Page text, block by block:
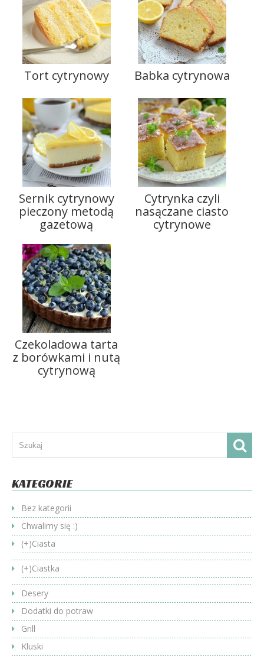
Tort cytrynowy Babka cytrynowa
Sernik cytrynowy
pieczony metodą
gazetową
Cytrynka czyli
nasączane ciasto
cytrynowe
Czekoladowa tarta
z borówkami i nutą
cytrynową
KATEGORIE
Bez kategorii
Chwalimy się :)
(+)Ciasta
(+)Ciastka
Desery
Dodatki do potraw
Grill
Kluski